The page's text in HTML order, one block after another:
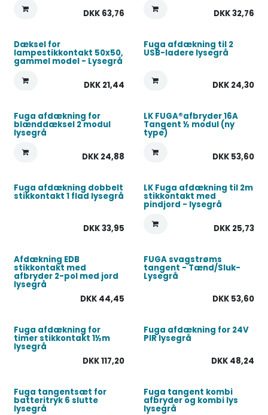
DKK 63,76 DKK32,76
Dæksel for
lampestikkontakt 50x50,
gammel model - Lysegrå
DKK 21,44
Fuga afdækning til 2
USB-ladere lysegrå
DKK 24,30
Fuga afdækning for
blænddæksel 2 modul
lysegrå
DKK 24,88
LK FUGA®afbryder 16A
Tangent ½ modul (ny
type)
DKK 53,60
Fuga afdækning dobbelt
stikkontakt 1 flad lysegrå
DKK33,95
LK Fuga afdækning til 2m
stikkontakt med
pindjord - lysegrå
DKK 25,73
Afdækning EDB
stikkontakt med
afbryder 2-pol med jord
lysegrå
DKK 44,45
FUGA svagstrøms
tangent - Tænd/Sluk-
Lysegrå
DKK 53,60
Fuga afdækning for
timer stikkontakt 1½m
lysegrå
DKK117,20
Fuga afdækning for 24V
PIR lysegrå
DKK 48,24
Fuga tangentsæt for
batteritryk 6 slutte
lysegrå
Fuga tangent kombi
afbryder og kombi lys
lysegrå